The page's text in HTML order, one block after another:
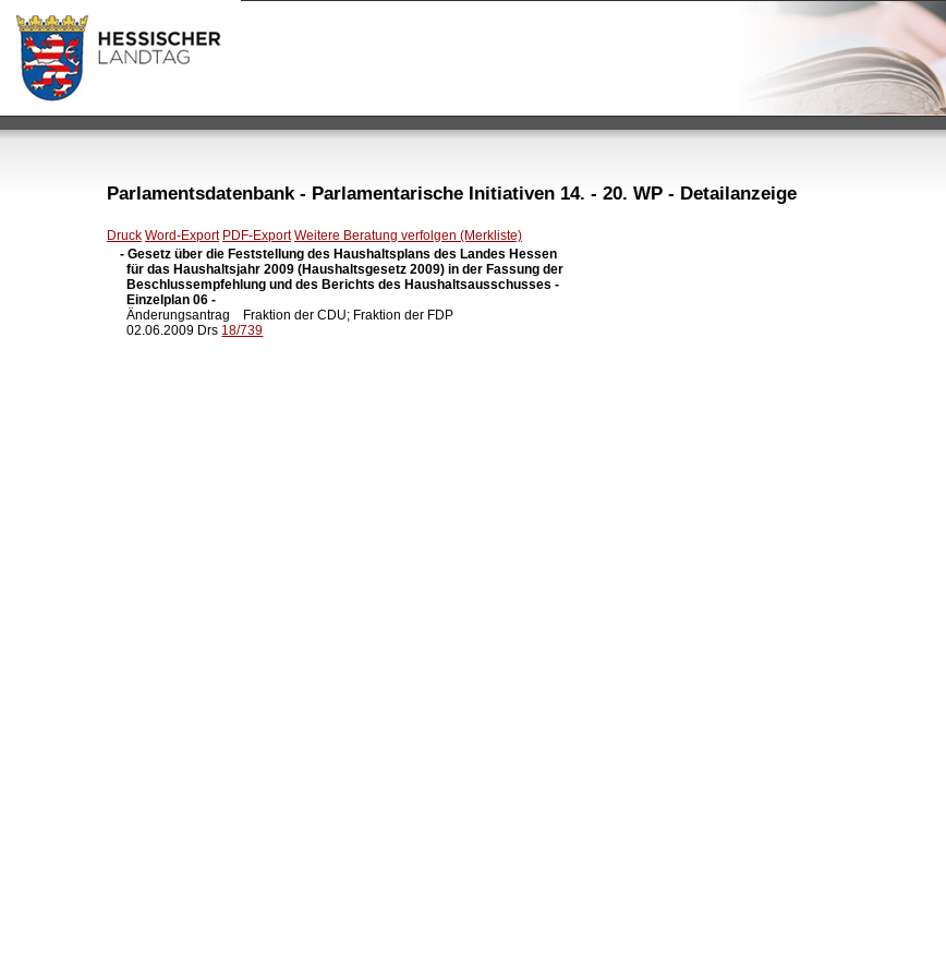
Parlamentsdatenbank - Parlamentarische Initiativen 14. - 20. WP - Detailanzeige
Druck Word-Export PDF-Export Weitere Beratung verfolgen (Merkliste)
- Gesetz über die Feststellung des Haushaltsplans des Landes Hessen
  für das Haushaltsjahr 2009 (Haushaltsgesetz 2009) in der Fassung der
  Beschlussempfehlung und des Berichts des Haushaltsausschusses -
  Einzelplan 06 -
Änderungsantrag    Fraktion der CDU; Fraktion der FDP
  02.06.2009 Drs
18/739